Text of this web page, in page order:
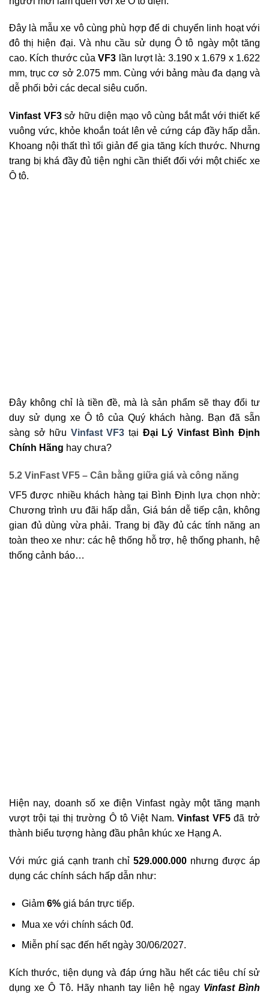
Đây là mẫu xe vô cùng phù hợp để di chuyển linh hoạt với
đô thị hiện đại. Và nhu cầu sử dụng Ô tô ngày một tăng
cao. Kích thước củaVF3 lần lượt là: 3.190 x 1.679 x 1.622
mm, trục cơ sở 2.075 mm. Cùng với bảng màu đa dạng và
dễ phối bởi các decal siêu cuốn.
Vinfast VF3sở hữu diện mạo vô cùng bắt mắt với thiết kế
vuông vức, khỏe khoắn toát lên vẻ cứng cáp đầy hấp dẫn.
Khoang nội thất thì tối giản để gia tăng kích thước. Nhưng
trang bị khá đầy đủ tiện nghi cần thiết đối với một chiếc xe
Ô tô.
Đây không chỉ là tiền đề, mà là sản phẩm sẽ thay đổi tư
duy sử dụng xe Ô tô của Quý khách hàng. Bạn đã sẵn
sàng sở hữu Vinfast VF3 tại Đại Lý Vinfast Bình Định
Chính Hãng hay chưa?
5.2 VinFast VF5 – Cân bằng giữa giá và công năng
VF5 được nhiều khách hàng tại Bình Định lựa chọn nhờ:
Chương trình ưu đãi hấp dẫn, Giá bán dễ tiếp cận, không
gian đủ dùng vừa phải. Trang bị đầy đủ các tính năng an
toàn theo xe như: các hệ thống hỗ trợ, hệ thống phanh, hệ
thống cảnh báo…
Hiện nay, doanh số xe điện Vinfast ngày một tăng mạnh
vượt trội tại thị trường Ô tô Việt Nam. Vinfast VF5đã trở
thành biểu tượng hàng đầu phân khúc xe Hạng A.
Với mức giá cạnh tranh chỉ529.000.000 nhưng được áp
dụng các chính sách hấp dẫn như:
Giảm 6%giá bán trực tiếp.
Mua xe với chính sách 0đ.
Miễn phí sạc đến hết ngày 30/06/2027.
Kích thước, tiện dụng và đáp ứng hầu hết các tiêu chí sử
dụng xe Ô Tô. Hãy nhanh tay liên hệ ngay Vinfast Bình